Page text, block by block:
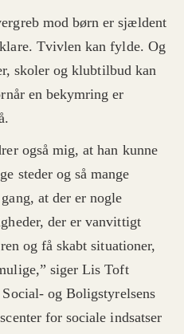
mod børn er sjældent
Tvivlen kan fylde. Og
skoler og klubtilbud kan
en bekymring er
også mig, at han kunne
steder og så mange
at der er nogle
der er vanvittigt
og få skabt situationer,
siger Lis Toft
og Boligstyrelsens
for sociale indsatser